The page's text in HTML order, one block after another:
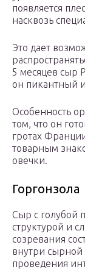
появляется
насквозь
Это дает
5 месяцев сыр
он пикантный
Особенность
том, что он
гротах
товарным
овечки.
Горгонзола
Сыр с голубой
структурой и
созревания
внутри сырной
проведения